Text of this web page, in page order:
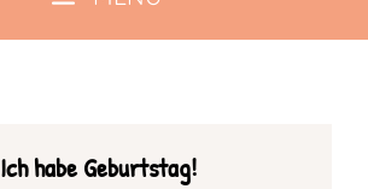
Ich habe Geburtstag!